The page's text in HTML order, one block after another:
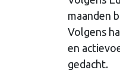
maanden
Volgens
en
gedacht.